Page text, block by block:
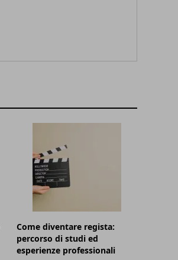
Come diventare regista:
percorso di studi ed
esperienze professionali